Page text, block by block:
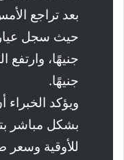
بعد تراجع
جنيهًا.
ويؤكد الخبراء
بشكل مباشر
للأوقية وسعر